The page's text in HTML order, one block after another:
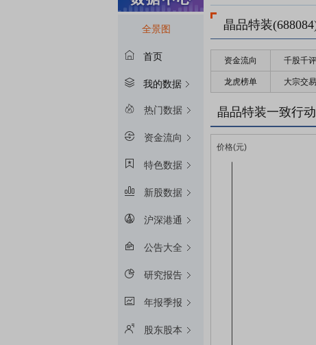
全景图
首页
我的数据
热门数据
资金流向
特色数据
新股数据
沪深港通
公告大全
研究报告
年报季报
股东股本
晶品特装
资金流向 千股千评
龙虎榜单 大宗交易
晶品特装一致行